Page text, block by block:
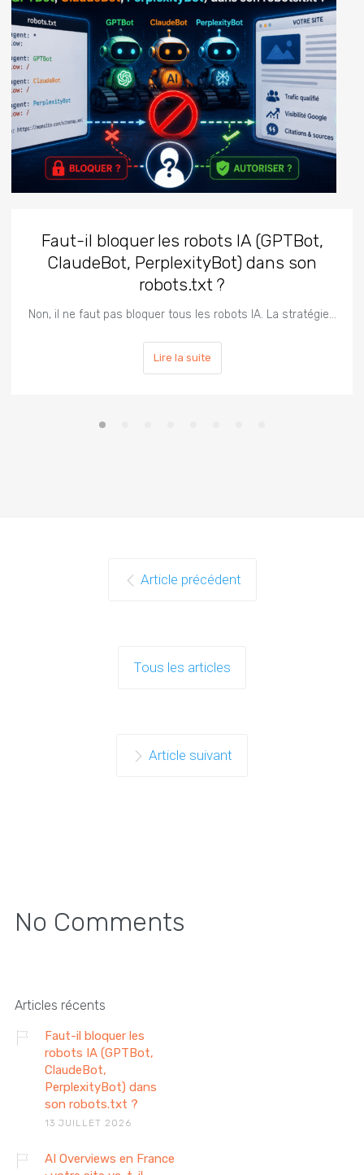
Faut-il bloquer les robots IA (GPTBot,
ClaudeBot, PerplexityBot) dans son
robots.txt ?
Non, il ne faut pas bloquer tous les robots IA. La stratégie…
Lire la suite
Article précédent
Tous les articles
Article suivant
No Comments
Articles récents
Faut-il bloquer les
robots IA (GPTBot,
ClaudeBot,
PerplexityBot) dans
son robots.txt ?
13 JUILLET 2026
AI Overviews en France